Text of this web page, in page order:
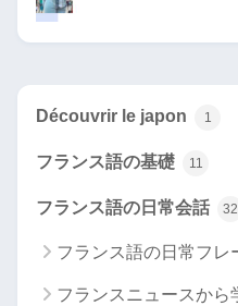
Découvrir le japon 1
フランス語の基礎 11
フランス語の日常会話 32
フランス語の日常フレ
フランスニュースから